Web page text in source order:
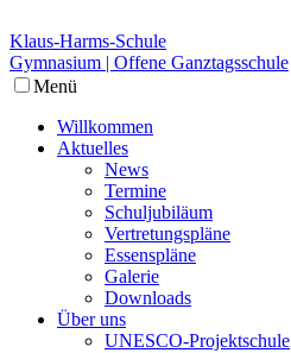
Klaus-Harms-Schule
Gymnasium | Offene Ganztagsschule
Menü
Willkommen
Aktuelles
News
Termine
Schuljubiläum
Vertretungspläne
Essenspläne
Galerie
Downloads
Über uns
UNESCO-Projektschule